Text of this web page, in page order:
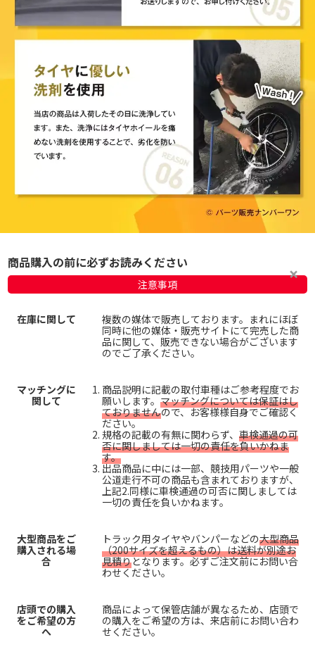
商品購入の前に必ずお読みください
注意事項
在庫に関して
複数の媒体で販売しております。まれにほぼ
同時に他の媒体・販売サイトにて完売した商
品に関して、販売できない場合がございます
のでご了承ください。
マッチングに
関して
商品説明に記載の取付車種はご参考程度でお
願いします。 マッチングについては保証はし
ておりませんので、お客様様自身でご確認く
ださい。
規格の記載の有無に関わらず、 車検通過の可
否に関しましては一切の責任を負いかねま
す。
出品商品に中には一部、競技用パーツや一般
公道走行不可の商品も含まれておりますが、
上記2.同様に車検通過の可否に関しましては
一切の責任を負いかねます。
大型商品をご
購入される場
合
トラック用タイヤやバンパーなどの大型商品
（200サイズを超えるもの）は送料が別途お
見積りとなります。必ずご注文前にお問い合
わせください。
店頭での購入
をご希望の方
へ
商品によって保管店舗が異なるため、店頭で
の購入をご希望の方は、来店前にお問い合わ
せください。